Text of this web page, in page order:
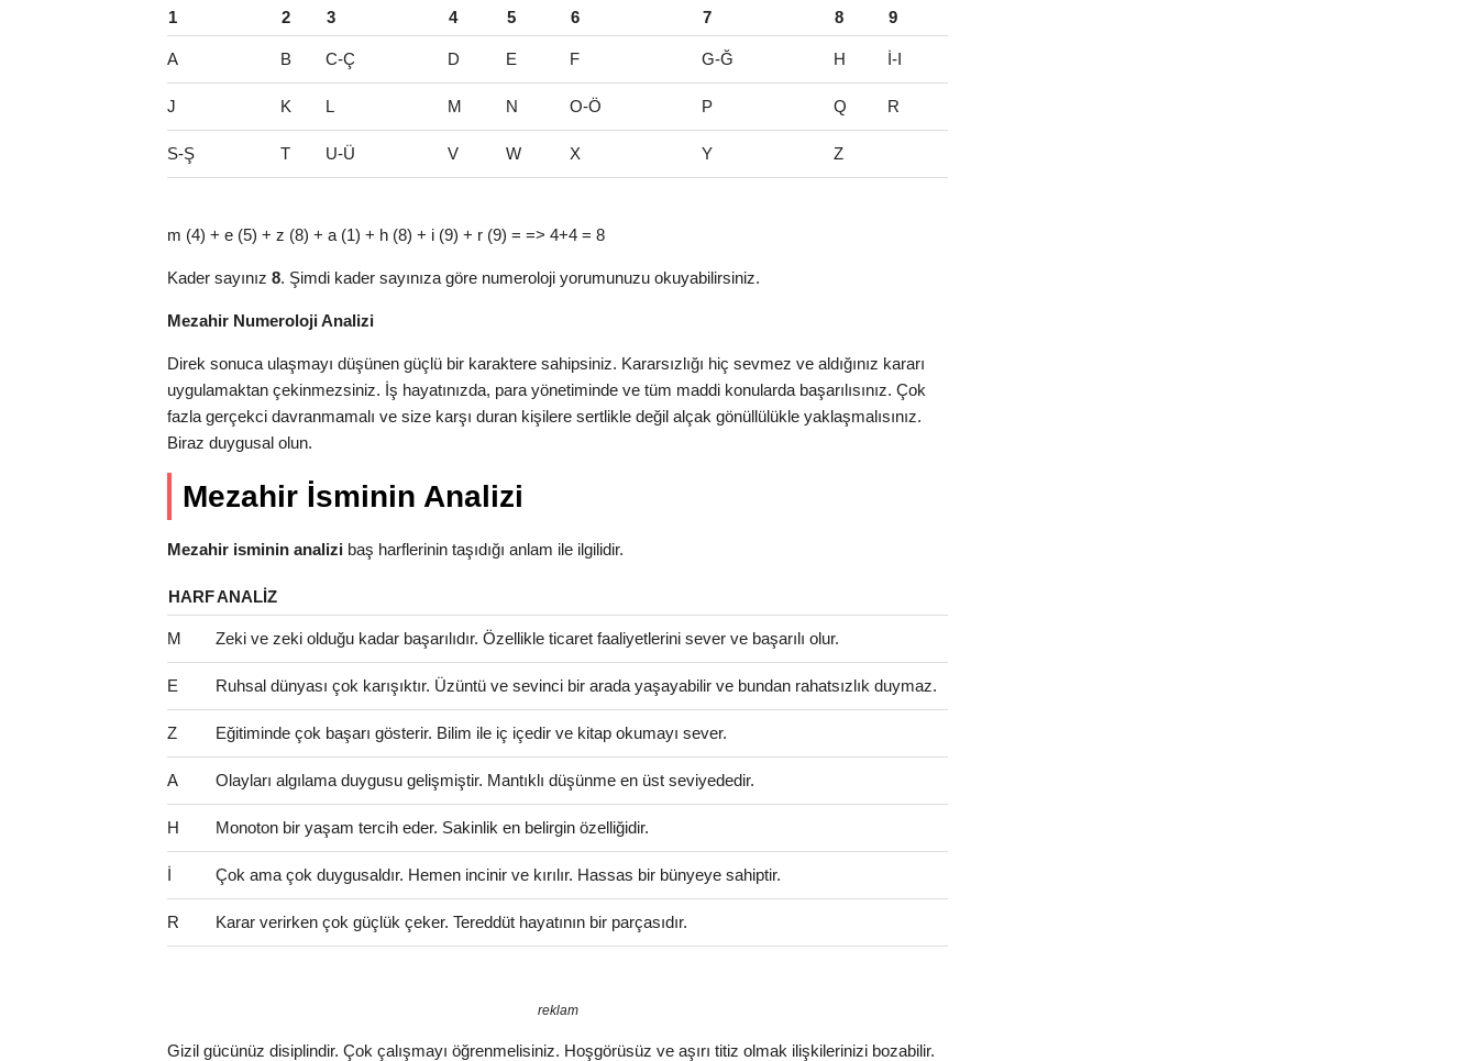
1 2 3 4 5 6 7 8 9
A B C-Ç D E F G-Ğ H İ-I
J K L M N O-Ö P Q R
S-Ş T U-Ü V W X Y Z
m (4) + e (5) + z (8) + a (1) + h (8) + i (9) + r (9) = => 4+4 = 8
Kader sayınız 8. Şimdi kader sayınıza göre numeroloji yorumunuzu okuyabilirsiniz.
Mezahir Numeroloji Analizi
Direk sonuca ulaşmayı düşünen güçlü bir karaktere sahipsiniz. Kararsızlığı hiç sevmez ve aldığınız kararı
uygulamaktan çekinmezsiniz. İş hayatınızda, para yönetiminde ve tüm maddi konularda başarılısınız. Çok
fazla gerçekci davranmamalı ve size karşı duran kişilere sertlikle değil alçak gönüllülükle yaklaşmalısınız.
Biraz duygusal olun.
Mezahir İsminin Analizi
Mezahir isminin analizi baş harflerinin taşıdığı anlam ile ilgilidir.
HARFANALIZ
M Zeki ve zeki olduğu kadar başarılıdır. Özellikle ticaret faaliyetlerini sever ve başarılı olur.
E Ruhsal dünyası çok karışıktır. Üzüntü ve sevinci bir arada yaşayabilir ve bundan rahatsızlık duymaz.
Z Eğitiminde çok başarı gösterir. Bilim ile iç içedir ve kitap okumayı sever.
A Olayları algılama duygusu gelişmiştir. Mantıklı düşünme en üst seviyededir.
H Monoton bir yaşam tercih eder. Sakinlik en belirgin özelliğidir.
İ Çok ama çok duygusaldır. Hemen incinir ve kırılır. Hassas bir bünyeye sahiptir.
R Karar verirken çok güçlük çeker. Tereddüt hayatının bir parçasıdır.
reklam
Gizil gücünüz disiplindir. Çok çalışmayı öğrenmelisiniz. Hoşgörüsüz ve aşırı titiz olmak ilişkilerinizi bozabilir.